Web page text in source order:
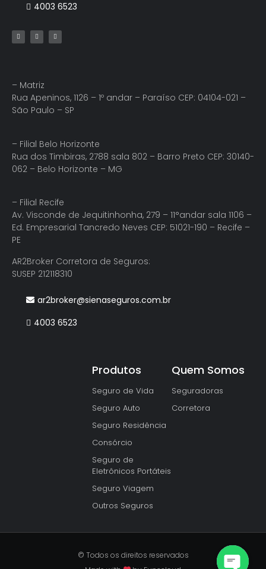
4003 6523
– Matriz
Rua Apeninos, 1126 – 1º andar – Paraíso CEP: 04104-021 –
São Paulo – SP
– Filial Belo Horizonte
Rua dos Timbiras, 2788 sala 802 – Barro Preto CEP: 30140-
062 – Belo Horizonte – MG
– Filial Recife
Av. Visconde de Jequitinhonha, 279 – 11°andar sala 1106 –
Ed. Empresarial Tancredo Neves CEP: 51021-190 – Recife –
PE
AR2Broker Corretora de Seguros:
SUSEP 212118310
ar2broker@sienaseguros.com.br
4003 6523
Produtos
Seguro de Vida
Seguro Auto
Seguro Residência
Consórcio
Seguro de
Eletrônicos Portáteis
Seguro Viagem
Outros Seguros
Quem Somos
Seguradoras
Corretora
© Todos os direitos reservados